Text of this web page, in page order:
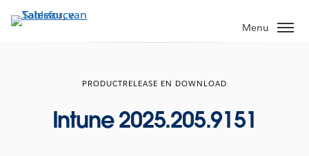
Verder
naar
Menu
PRODUCTRELEASE EN DOWNLOAD
Intune 2025.205.9151